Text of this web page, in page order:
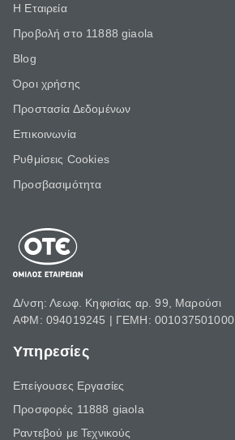
Η Εταιρεία
Προβολή στο 11888 giaola
Blog
Όροι χρήσης
Προστασία Δεδομένων
Επικοινωνία
Ρυθμίσεις Cookies
Προσβασιμότητα
Δ/νση: Λεωφ. Κηφισίας αρ. 99, Μαρούσι
ΑΦΜ: 094019245 | ΓΕΜΗ: 001037501000
Υπηρεσίες
Επείγουσες Εργασίες
Προσφορές 11888 giaola
Ραντεβού με Τεχνικούς